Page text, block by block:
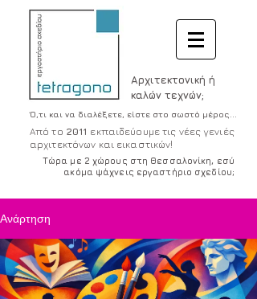
Αρχιτεκτονική ή
καλών τεχνών;
Ό,τι και να διαλέξετε, είστε στο σωστό μέρος...
Από το 2011 εκπαιδεύουμε τις νέες γενιές
αρχιτεκτόνων και εικαστικών!
Τώρα με 2 χώρους στη Θεσσαλονίκη, εσύ
ακόμα ψάχνεις εργαστήριο σχεδίου;
Ανάρτηση